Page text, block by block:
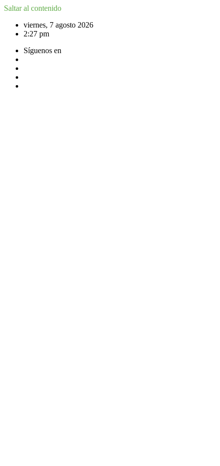
Saltar al contenido
viernes, 7 agosto 2026
2:27 pm
Síguenos en